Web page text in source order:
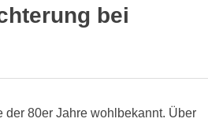
bei
der 80er Jahre wohlbekannt. Über